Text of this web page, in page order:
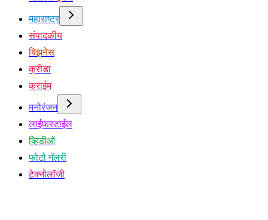
महाराष्ट्र
संपादकीय
बिझनेस
क्रीडा
क्राईम
मनोरंजन
लाईफस्टाईल
व्हिडीओ
फोटो गॅलरी
टेक्नोलॉजी